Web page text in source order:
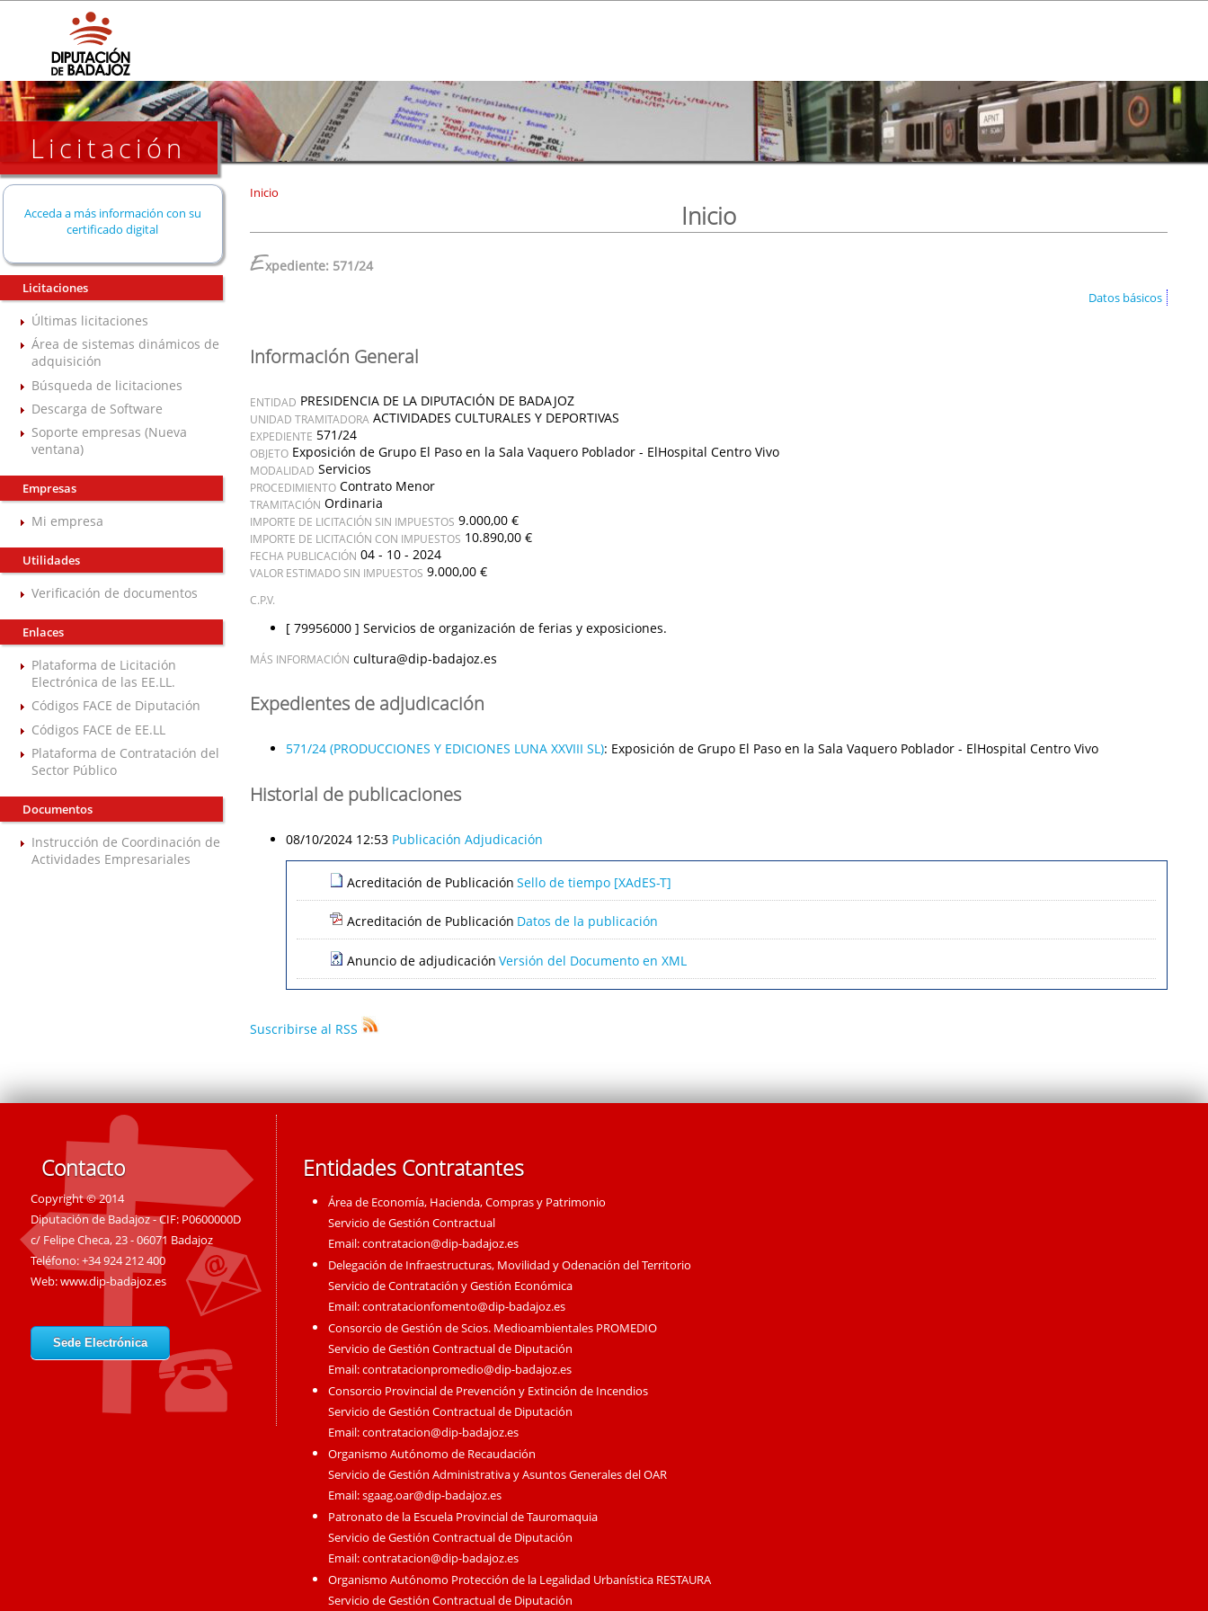
Licitación
Acceda a más información con su
certificado digital
Licitaciones
Últimas licitaciones
Área de sistemas dinámicos de
adquisición
Búsqueda de licitaciones
Descarga de Software
Soporte empresas (Nueva
ventana)
Empresas
Mi empresa
Utilidades
Verificación de documentos
Enlaces
Plataforma de Licitación
Electrónica de las EE.LL.
Códigos FACE de Diputación
Códigos FACE de EE.LL
Plataforma de Contratación del
Sector Público
Documentos
Instrucción de Coordinación de
Actividades Empresariales
Inicio
Inicio
Expediente: 571/24
Datos básicos
Información General
ENTIDAD PRESIDENCIA DE LA DIPUTACIÓN DE BADAJOZ
UNIDAD TRAMITADORA ACTIVIDADES CULTURALES Y DEPORTIVAS
EXPEDIENTE 571/24
OBJETO Exposición de Grupo El Paso en la Sala Vaquero Poblador - ElHospital Centro Vivo
MODALIDAD Servicios
PROCEDIMIENTO Contrato Menor
TRAMITACIÓN Ordinaria
IMPORTE DE LICITACIÓN SIN IMPUESTOS 9.000,00 €
IMPORTE DE LICITACIÓN CON IMPUESTOS 10.890,00 €
FECHA PUBLICACIÓN 04 - 10 - 2024
VALOR ESTIMADO SIN IMPUESTOS 9.000,00 €
C.P.V.
[ 79956000 ] Servicios de organización de ferias y exposiciones.
MÁS INFORMACIÓN cultura@dip-badajoz.es
Expedientes de adjudicación
571/24 (PRODUCCIONES Y EDICIONES LUNA XXVIII SL): Exposición de Grupo El Paso en la Sala Vaquero Poblador - ElHospital Centro Vivo
Historial de publicaciones
08/10/2024 12:53 Publicación Adjudicación
Acreditación de Publicación Sello de tiempo [XAdES-T]
Acreditación de Publicación Datos de la publicación
Anuncio de adjudicación Versión del Documento en XML
Suscribirse al RSS
Contacto
Copyright © 2014
Diputación de Badajoz - CIF: P0600000D
c/ Felipe Checa, 23 - 06071 Badajoz
Teléfono: +34 924 212 400
Web:www.dip-badajoz.es
Sede Electrónica
Entidades Contratantes
Área de Economía, Hacienda, Compras y Patrimonio
Servicio de Gestión Contractual
Email:contratacion@dip-badajoz.es
Delegación de Infraestructuras, Movilidad y Odenación del Territorio
Servicio de Contratación y Gestión Económica
Email:contratacionfomento@dip-badajoz.es
Consorcio de Gestión de Scios. Medioambientales PROMEDIO
Servicio de Gestión Contractual de Diputación
Email:contratacionpromedio@dip-badajoz.es
Consorcio Provincial de Prevención y Extinción de Incendios
Servicio de Gestión Contractual de Diputación
Email:contratacion@dip-badajoz.es
Organismo Autónomo de Recaudación
Servicio de Gestión Administrativa y Asuntos Generales del OAR
Email:sgaag.oar@dip-badajoz.es
Patronato de la Escuela Provincial de Tauromaquia
Servicio de Gestión Contractual de Diputación
Email:contratacion@dip-badajoz.es
Organismo Autónomo Protección de la Legalidad Urbanística RESTAURA
Servicio de Gestión Contractual de Diputación